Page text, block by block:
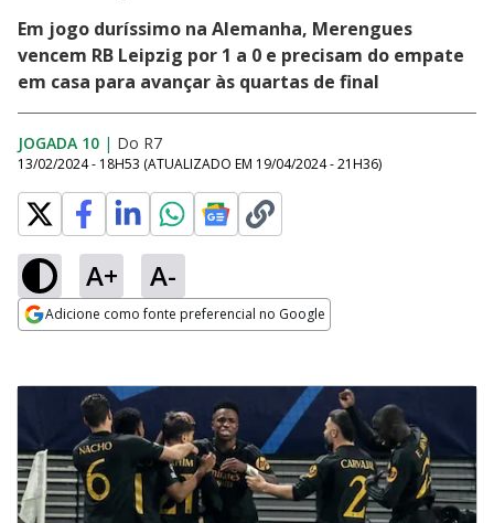
Em jogo duríssimo na Alemanha, Merengues
vencem RB Leipzig por 1 a 0 e precisam do empate
em casa para avançar às quartas de final
JOGADA 10 | Do R7
13/02/2024 - 18H53 (ATUALIZADO EM 19/04/2024 - 21H36)
A+ A-
Adicione como fonte preferencial no Google